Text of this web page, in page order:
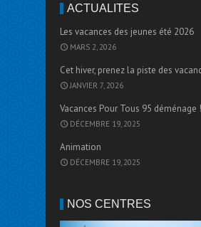
ACTUALITÉS
Les vacances des jeunes été 2026
MARS 2, 2026
Cet hiver, prenez la piste des
JANVIER 7, 2026
Vacances Pour Tous 95 déménage !
DÉCEMBRE 19, 2025
Animation
DÉCEMBRE 19, 2025
NOS CENTRES